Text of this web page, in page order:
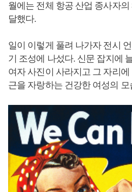
월에는 전체 항공 산업 종사자의
달했다.
일이 이렇게 풀려 나가자 전시
기 조성에 나섰다. 신문 잡지에
여자 사진이 사라지고 그 자리
근을 자랑하는 건강한 여성의